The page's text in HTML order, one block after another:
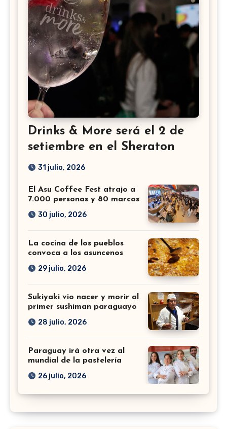
Drinks & More será el 2 de
setiembre en el Sheraton
31 julio, 2026
El Asu Coffee Fest atrajo a
7.000 personas y 80 marcas
30 julio, 2026
La cocina de los pueblos
convoca a los asuncenos
29 julio, 2026
Sukiyaki vio nacer y morir al
primer sushiman paraguayo
28 julio, 2026
Paraguay irá otra vez al
mundial de la pastelería
26 julio, 2026